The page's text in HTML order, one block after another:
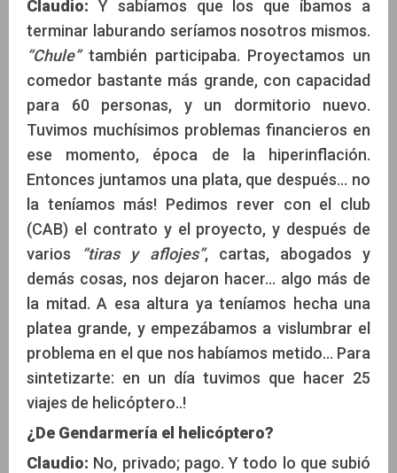
Claudio: Y sabíamos que los que íbamos a
terminar laburando seríamos nosotros mismos.
“Chule”también participaba. Proyectamos un
comedor bastante más grande, con capacidad
para 60 personas, y un dormitorio nuevo.
Tuvimos muchísimos problemas financieros en
ese momento, época de la hiperinflación.
Entonces juntamos una plata, que después... no
la teníamos más! Pedimos rever con el club
(CAB) el contrato y el proyecto, y después de
varios
“tiras y aflojes”, cartas, abogados y
demás cosas, nos dejaron hacer... algo más de
la mitad. A esa altura ya teníamos hecha una
platea grande, y empezábamos a vislumbrar el
problema en el que nos habíamos metido... Para
sintetizarte: en un día tuvimos que hacer 25
viajes de helicóptero..!
¿De Gendarmería el helicóptero?
Claudio: No, privado; pago. Y todo lo que subió